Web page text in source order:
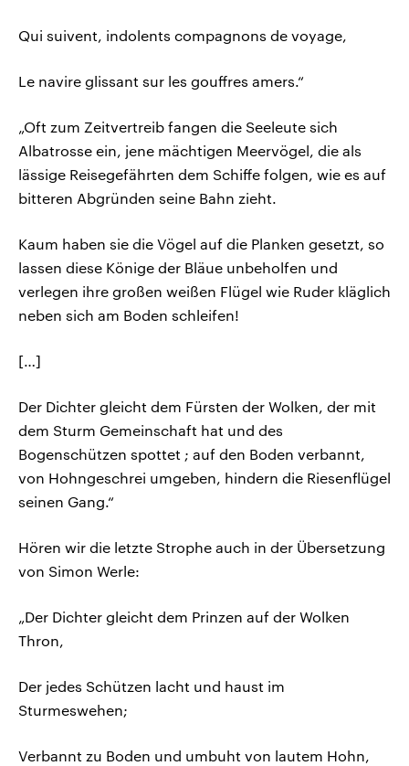
Qui suivent, indolents compagnons de voyage,
Le navire glissant sur les gouffres amers.“
„Oft zum Zeitvertreib fangen die Seeleute sich
Albatrosse ein, jene mächtigen Meervögel, die als
lässige Reisegefährten dem Schiffe folgen, wie es auf
bitteren Abgründen seine Bahn zieht.
Kaum haben sie die Vögel auf die Planken gesetzt, so
lassen diese Könige der Bläue unbeholfen und
verlegen ihre großen weißen Flügel wie Ruder kläglich
neben sich am Boden schleifen!
[…]
Der Dichter gleicht dem Fürsten der Wolken, der mit
dem Sturm Gemeinschaft hat und des
Bogenschützen spottet ; auf den Boden verbannt,
von Hohngeschrei umgeben, hindern die Riesenflügel
seinen Gang.“
Hören wir die letzte Strophe auch in der Übersetzung
von Simon Werle:
„Der Dichter gleicht dem Prinzen auf der Wolken
Thron,
Der jedes Schützen lacht und haust im
Sturmeswehen;
Verbannt zu Boden und umbuht von lautem Hohn,